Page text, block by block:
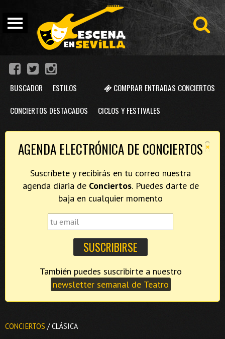
COMPRAR ENTRADAS CONCIERTOS
BUSCADOR ESTILOS
CONCIERTOS DESTACADOS CICLOS Y FESTIVALES
×
AGENDA ELECTRÓNICA DE CONCIERTOS
Suscríbete y recibirás en tu correo nuestra
agenda diaria de Conciertos. Puedes darte de
baja en cualquier momento
newsletter semanal de Teatro
CONCIERTOS / CLÁSICA